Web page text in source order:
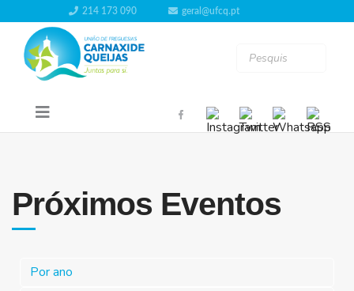
214 173 090 geral@ufcq.pt
Próximos Eventos
Por ano